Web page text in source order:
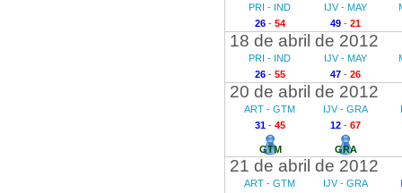
PRI - IND
26- 54
IJV - MAY
49 - 21
18 de abril de 2012
PRI - IND
26- 55
IJV - MAY
47 - 26
20 de abril de 2012
ART - GTM
31- 45
GTM
IJV - GRA
12 - 67
GRA
21 de abril de 2012
ART - GTM
IJV - GRA